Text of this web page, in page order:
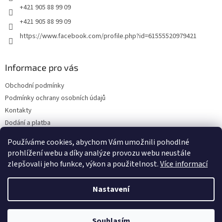
Používáme cookies, abychom Vám umožnili pohodlné
prohlížení webu a díky analýze provozu webu neustále
zlepšovali jeho funkce, výkon a použitelnost.Více informací
Nastavení
+421 905 88 99 09
+421 905 88 99 09
https://www.facebook.com/profile.php?id=61555520979421
Informace pro vás
Obchodní podmínky
Podmínky ochrany osobních údajů
Kontakty
Dodání a platba
Hodnocení obchodu
Vytvořil Shoptet